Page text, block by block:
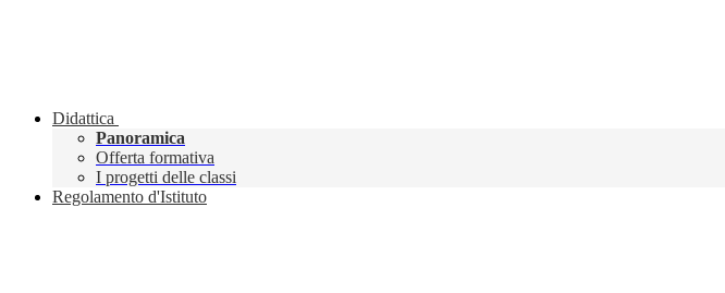
Didattica
Panoramica
Offerta formativa
I progetti delle classi
Regolamento d'Istituto